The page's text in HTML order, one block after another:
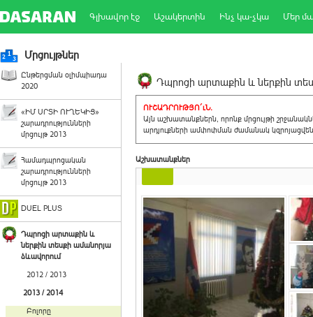
Գլխավոր էջ Աշակերտին Ինչ կա-չկա Մեր
Մրցույթներ
Ընթերցման օլիմպիադա
2020
«ԻՄ ՍՐՏԻ ՈՒՂԵԿԻՑ»
շարադրությունների
մրցույթ 2013
Համադպրոցական
շարադրությունների
մրցույթ 2013
DUEL PLUS
Դպրոցի արտաքին և
ներքին տեսքի ամանորյա
ձևավորում
2012 / 2013
2013 / 2014
Բոլորը
Դպրոցի արտաքին և ներքին
ՈՒՇԱԴՐՈՒԹՅՈ´ւՆ.
Այն աշխատանքներն, որոնք մրցույթի
արդյուքների ամփոփման ժամանակ
Աշխատանքներ